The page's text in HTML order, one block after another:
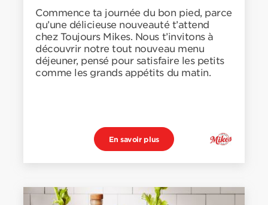
Commence ta journée du bon pied, parce
qu’une délicieuse nouveauté t’attend
chez Toujours Mikes. Nous t’invitons à
découvrir notre tout nouveau menu
déjeuner, pensé pour satisfaire les petits
comme les grands appétits du matin.
En savoir plus